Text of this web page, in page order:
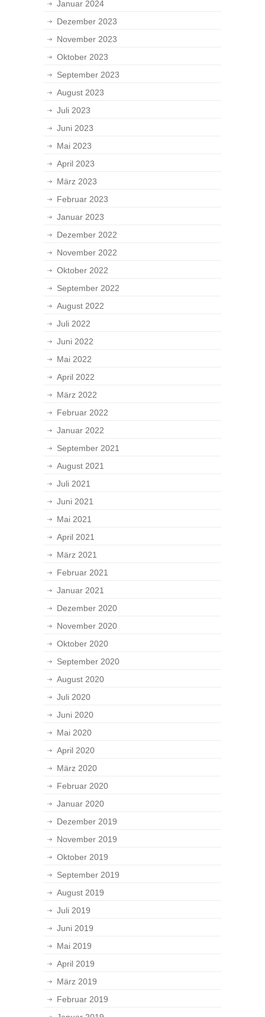
Januar 2024
Dezember 2023
November 2023
Oktober 2023
September 2023
August 2023
Juli 2023
Juni 2023
Mai 2023
April 2023
März 2023
Februar 2023
Januar 2023
Dezember 2022
November 2022
Oktober 2022
September 2022
August 2022
Juli 2022
Juni 2022
Mai 2022
April 2022
März 2022
Februar 2022
Januar 2022
September 2021
August 2021
Juli 2021
Juni 2021
Mai 2021
April 2021
März 2021
Februar 2021
Januar 2021
Dezember 2020
November 2020
Oktober 2020
September 2020
August 2020
Juli 2020
Juni 2020
Mai 2020
April 2020
März 2020
Februar 2020
Januar 2020
Dezember 2019
November 2019
Oktober 2019
September 2019
August 2019
Juli 2019
Juni 2019
Mai 2019
April 2019
März 2019
Februar 2019